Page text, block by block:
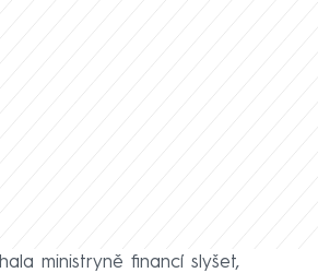
ministryně financí slyšet,